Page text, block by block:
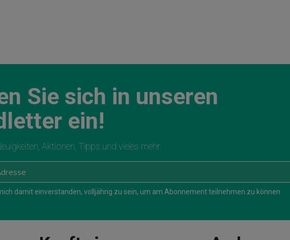
Sie sich in unseren
ein!
Aktionen, Tipps und vieles mehr.
damit einverstanden, volljährig zu sein, um am Abonnement teilnehmen zu können